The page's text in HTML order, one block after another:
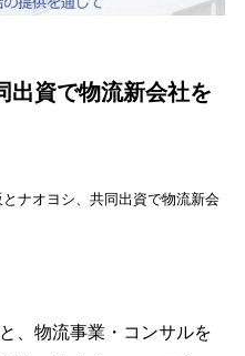
出資で物流新会社を
とナオヨシ、共同出資で物流新会
、物流事業・コンサルを